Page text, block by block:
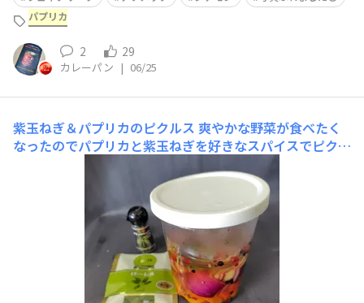
パプリカ
2 29
カレーパン | 06/25
紫玉ねぎ＆パプリカのピクルス 爽やかな野菜が食べたく
なったのでパプリカと紫玉ねぎを好きなスパイスでピクル
ス液を作って漬けました完成するのが楽しみです